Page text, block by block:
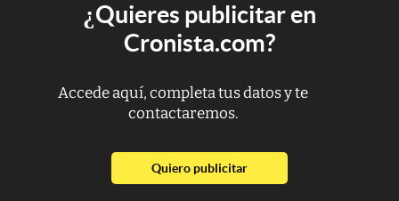
¿Quieres publicitar en
Cronista.com?
Accede aquí, completa tus datos y te
contactaremos.
Quiero publicitarabre en nueva pestaña